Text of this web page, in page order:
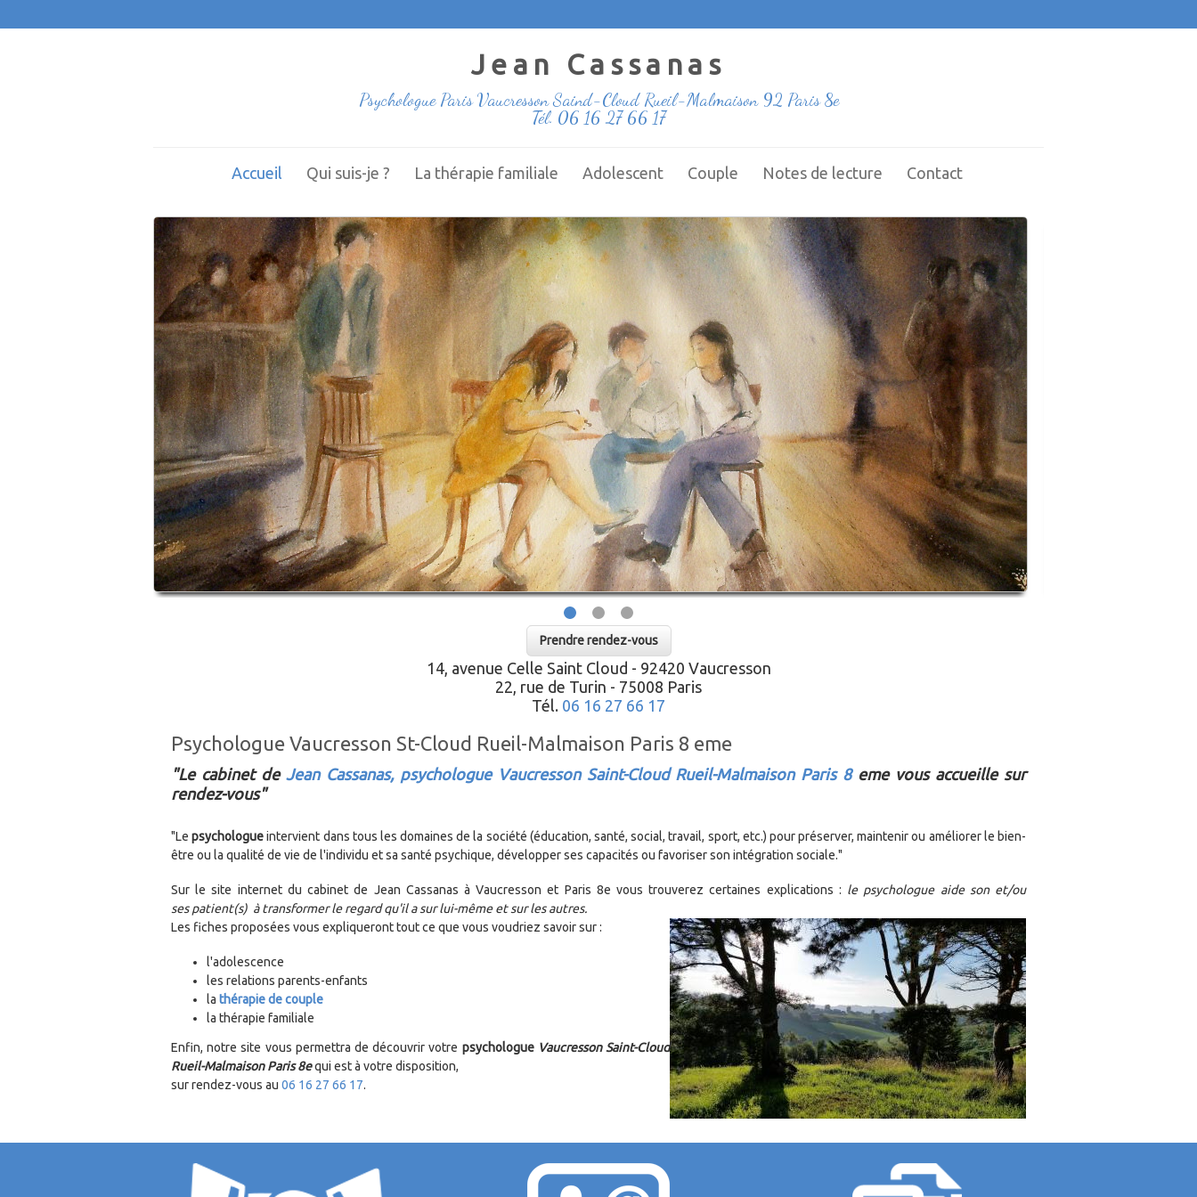
Jean Cassanas
Psychologue Paris Vaucresson Saind-Cloud Rueil-Malmaison 92 Paris 8e
Tél. 06 16 27 66 17
Accueil Qui suis-je ? La thérapie familiale Adolescent Couple Notes de lecture Contact
Prendre rendez-vous
14, avenue Celle Saint Cloud - 92420 Vaucresson
22, rue de Turin - 75008 Paris
Tél. 06 16 27 66 17
Psychologue Vaucresson St-Cloud Rueil-Malmaison Paris 8 eme
"Le cabinet de Jean Cassanas, psychologue Vaucresson Saint-Cloud Rueil-Malmaison Paris 8eme vous accueille sur
rendez-vous"
"Lepsychologueintervient dans tous les domaines de la société (éducation, santé, social, travail, sport, etc.) pour préserver, maintenir ou améliorer le bien-
être ou la qualité de vie de l'individu et sa santé psychique, développer ses capacités ou favoriser son intégration sociale."
Sur le site internet du cabinet de Jean Cassanas à Vaucresson et Paris 8e vous trouverez certaines explications : le psychologue aide son et/ou
ses patient(s) à transformer le regard qu'il a sur lui-même et sur les autres.
Les fiches proposées vous expliqueront tout ce que vous voudriez savoir sur :
l'adolescence
les relations parents-enfants
la thérapie de couple
la thérapie familiale
Enfin, notre site vous permettra de découvrir votre psychologue Vaucresson Saint-Cloud
Rueil-Malmaison Paris 8equi est à votre disposition,
sur rendez-vous au 06 16 27 66 17.